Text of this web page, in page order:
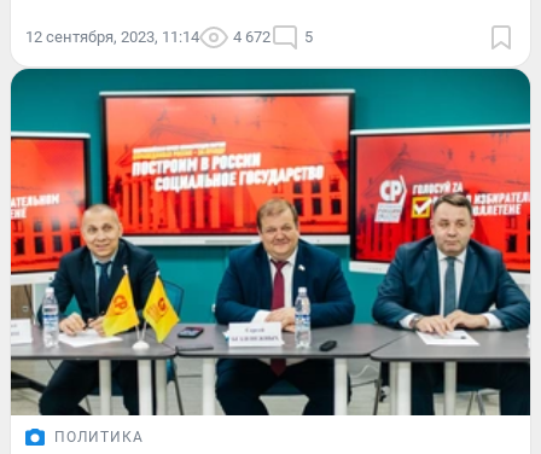
12 сентября, 2023, 11:14 4 672 5
ПОЛИТИКА